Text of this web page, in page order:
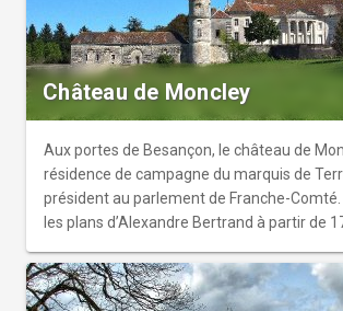
Château de Moncley
Aux portes de Besançon, le château de
résidence de campagne du marquis de
président au parlement de Franche-
les plans d’Alexandre Bertrand à partir de
demeure néoclassique, toujours restée
descendance du commanditaire, se